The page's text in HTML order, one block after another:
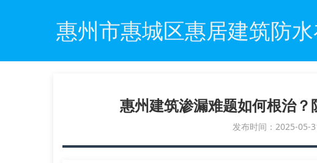
惠州市惠城区惠居建筑防
惠州建筑渗漏难题如何根治
发布时间：2025-05-